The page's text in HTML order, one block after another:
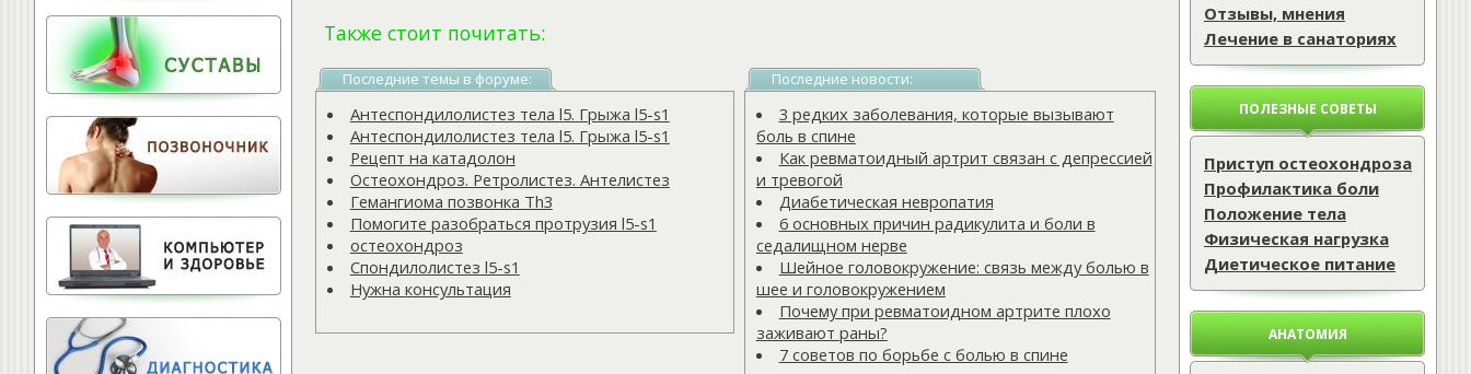
Мази для спины
Массаж водителю
Самомассаж при
остеохондрозе
Поясничная грыжа
Обследование
позвоночника
Тактика лечения
остеохондроза
Лечение баней
Офисный фитнес
Народная медицина
Тест для позвоночника
Питание для позвоночника
Отзывы, мнения
Лечение в санаториях
ПОЛЕЗНЫЕ СОВЕТЫ
Приступ остеохондроза
Профилактика боли
Положение тела
Физическая нагрузка
Диетическое питание
АНАТОМИЯ
Также стоит почитать:
Последние темы в форуме:
Антеспондилолистез тела l5. Грыжа l5-s1
Антеспондилолистез тела l5. Грыжа l5-s1
Рецепт на катадолон
Остеохондроз. Ретролистез. Антелистез
Гемангиома позвонка Тh3
Помогите разобраться протрузия l5-s1
остеохондроз
Спондилолистез l5-s1
Нужна консультация
Последние новости:
3 редких заболевания, которые вызывают
боль в спине
Как ревматоидный артрит связан с депрессией
и тревогой
Диабетическая невропатия
6 основных причин радикулита и боли в
седалищном нерве
Шейное головокружение: связь между болью в
шее и головокружением
Почему при ревматоидном артрите плохо
заживают раны?
7 советов по борьбе с болью в спине